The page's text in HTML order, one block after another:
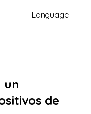
Language
un
de